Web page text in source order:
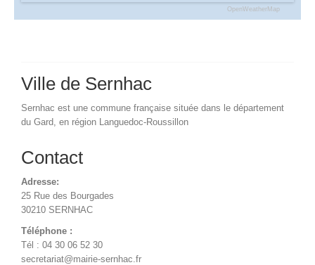
OpenWeatherMap
Ville de Sernhac
Sernhac est une commune française située dans le département
du Gard, en région Languedoc-Roussillon
Contact
Adresse:
25 Rue des Bourgades
30210 SERNHAC
Téléphone :
Tél : 04 30 06 52 30
secretariat@mairie-sernhac.fr